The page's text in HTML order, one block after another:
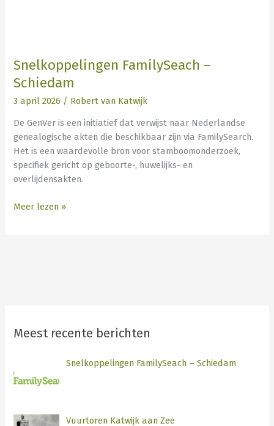
Snelkoppelingen FamilySeach –
Schiedam
3 april 2026 / Robert van Katwijk
De GenVer is een initiatief dat verwijst naar Nederlandse
genealogische akten die beschikbaar zijn via FamilySearch.
Het is een waardevolle bron voor stamboomonderzoek,
specifiek gericht op geboorte-, huwelijks- en
overlijdensakten.
Meer lezen »
Meest recente berichten
Snelkoppelingen FamilySeach – Schiedam
Vuurtoren Katwijk aan Zee